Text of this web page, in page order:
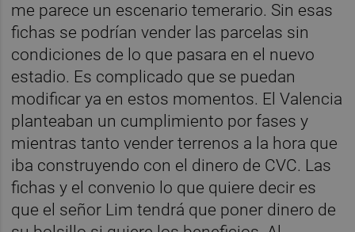
me parece un escenario temerario. Sin esas
fichas se podrían vender las parcelas sin
condiciones de lo que pasara en el nuevo
estadio. Es complicado que se puedan
modificar ya en estos momentos. El Valencia
planteaban un cumplimiento por fases y
mientras tanto vender terrenos a la hora que
iba construyendo con el dinero de CVC. Las
fichas y el convenio lo que quiere decir es
que el señor Lim tendrá que poner dinero de